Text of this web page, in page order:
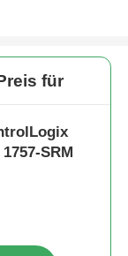
für
SRM